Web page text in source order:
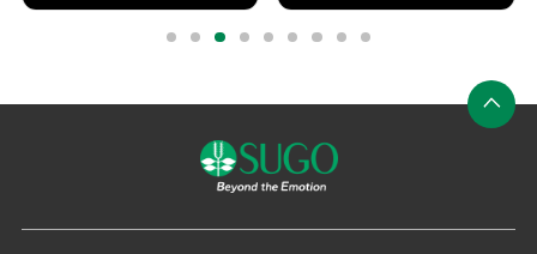
外
部
0 1 2 3 4 5 6 7 8
の